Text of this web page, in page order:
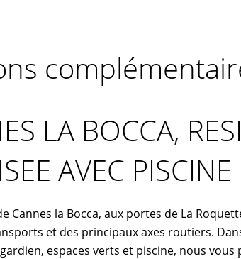
LA BOCCA,
AVEC PISCINE
Cannes la Bocca, aux portes de La
et des principaux axes routiers.
espaces verts et piscine, nous vous